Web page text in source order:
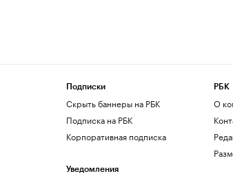
Подписки
Скрыть баннеры на РБК
Подписка на РБК
Корпоративная подписка
Уведомления
РБК
О